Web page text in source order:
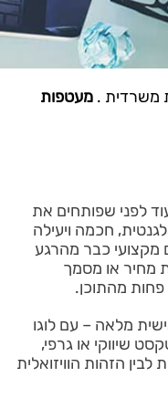
משרדית .מעטפות
לפני שפותחים את
חכמה ויעילה
כבר מהרגע
מחיר או מסמך
מהתוכן.
מלאה – עם לוגו
שיווקי או גרפי,
הזהות הוויזואלית